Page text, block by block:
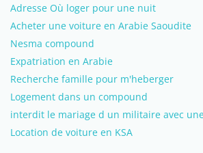
Adresse Où loger pour une nuit
Acheter une voiture en Arabie Saoudite
Nesma compound
Expatriation en Arabie
Recherche famille pour m'heberger
Logement dans un compound
interdit le mariage d un militaire avec
Location de voiture en KSA